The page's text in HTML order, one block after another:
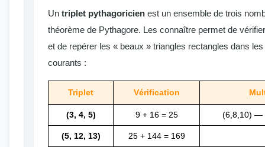
Un triplet pythagoricien est un ensemble de trois
théorème de Pythagore. Les connaître permet de
et de repérer les « beaux » triangles rectangles dans
courants :
Triplet Vérification
(3, 4, 5) 9 + 16 = 25 (6,8,10) —
(5, 12, 13) 25 + 144 = 169